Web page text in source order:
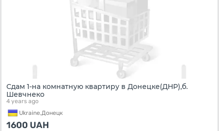
Сдам 1-на комнатную квартиру в Донецке(ДНР),б.
Шевчнеко
4 years ago
Ukraine,Донецк
1600 UAH